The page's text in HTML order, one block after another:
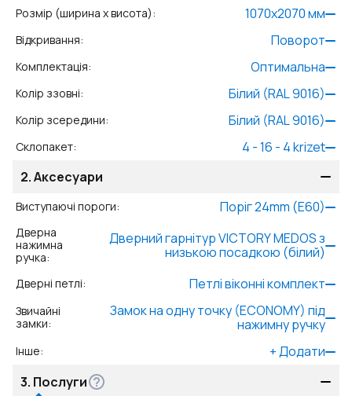
Розмір (ширина x висота): 1070x2070мм
Відкривання: Поворот
Комплектація: Оптимальна
Колір ззовні: Білий (RAL 9016)
Колір зсередини: Білий (RAL 9016)
Склопакет:
4 - 16 - 4 krizet
2.Аксесуари
Виступаючі пороги: Поріг 24mm (E60)
Дверна
нажимна
ручка:
Дверний гарнітур VICTORY MEDOS з
низькою посадкою (білий)
Дверні петлі: Петлі віконні комплект
Звичайні
замки:
Замок на одну точку (ECONOMY) під
нажимну ручку
Інше: +Додати
3. Послуги